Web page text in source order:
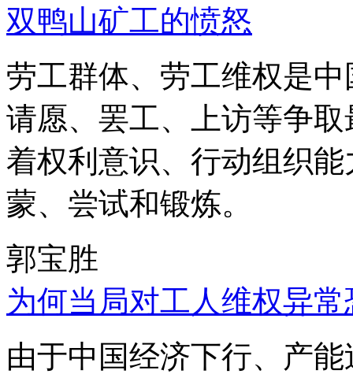
双鸭山矿工的愤怒
劳工群体、劳工维权是
请愿、罢工、上访等争
着权利意识、行动组织
蒙、尝试和锻炼。
郭宝胜
为何当局对工人维权异
由于中国经济下行、产